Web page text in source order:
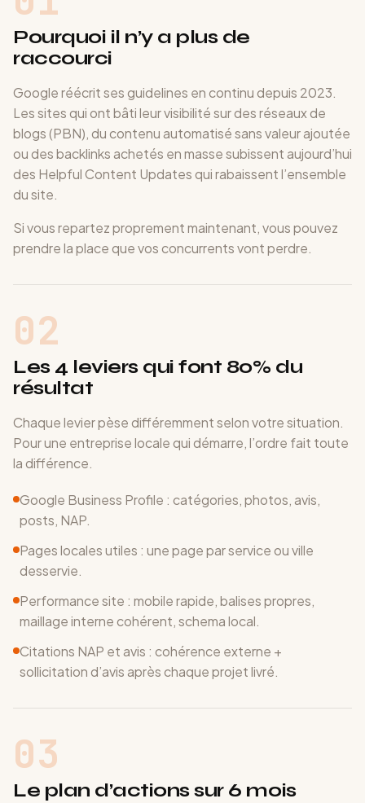
Pourquoi il n’y a plus de
raccourci
Google réécrit ses guidelines en continu depuis 2023.
Les sites qui ont bâti leur visibilité sur des réseaux de
blogs (PBN), du contenu automatisé sans valeur ajoutée
ou des backlinks achetés en masse subissent aujourd’hui
des Helpful Content Updates qui rabaissent l’ensemble
du site.
Si vous repartez proprement maintenant, vous pouvez
prendre la place que vos concurrents vont perdre.
02
Les 4 leviers qui font 80% du
résultat
Chaque levier pèse différemment selon votre situation.
Pour une entreprise locale qui démarre, l’ordre fait toute
la différence.
Google Business Profile : catégories, photos, avis,
posts, NAP.
Pages locales utiles : une page par service ou ville
desservie.
Performance site : mobile rapide, balises propres,
maillage interne cohérent, schema local.
Citations NAP et avis : cohérence externe +
sollicitation d’avis après chaque projet livré.
03
Le plan d’actions sur 6 mois